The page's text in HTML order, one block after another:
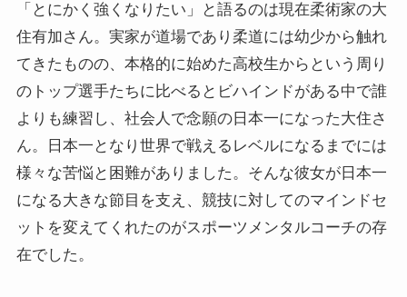
「とにかく強くなりたい」と語るのは現在柔術家の大
住有加さん。実家が道場であり柔道には幼少から触れ
てきたものの、本格的に始めた高校生からという周り
のトップ選手たちに比べるとビハインドがある中で誰
よりも練習し、社会人で念願の日本一になった大住さ
ん。日本一となり世界で戦えるレベルになるまでには
様々な苦悩と困難がありました。そんな彼女が日本一
になる大きな節目を支え、競技に対してのマインドセ
ットを変えてくれたのがスポーツメンタルコーチの存
在でした。